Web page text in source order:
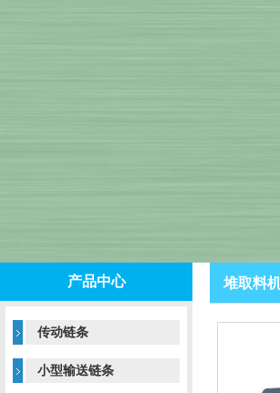
产品中心
传动链条
小型输送链条
堆取料